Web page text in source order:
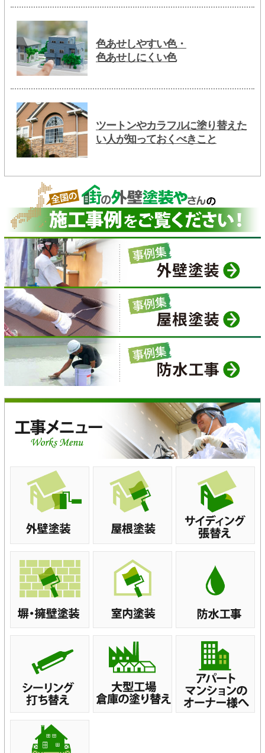
色あせしやすい色・
色あせしにくい色
ツートンやカラフルに塗り替えた
い人が知っておくべきこと